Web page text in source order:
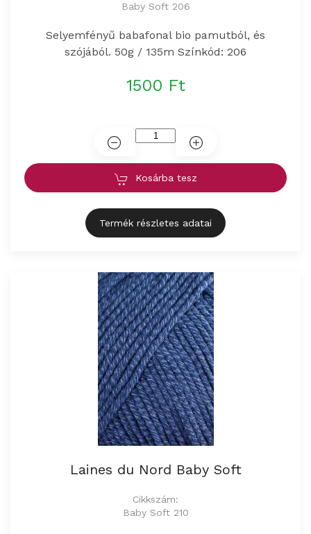
Baby Soft 206
Selyemfényű babafonal bio pamutból, és
szójából. 50g / 135m Színkód: 206
1500 Ft
Kosárba tesz
Termék részletes adatai
Laines du Nord Baby Soft
Cikkszám:
Baby Soft 210